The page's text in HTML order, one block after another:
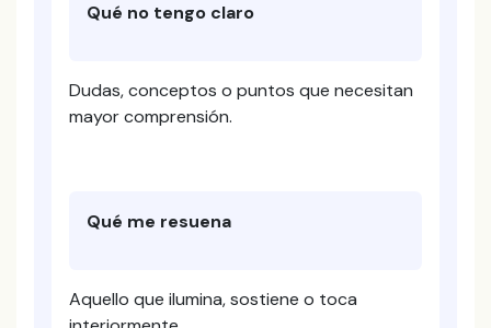
Qué no tengo claro
Dudas, conceptos o puntos que necesitan
mayor comprensión.
Qué me resuena
Aquello que ilumina, sostiene o toca